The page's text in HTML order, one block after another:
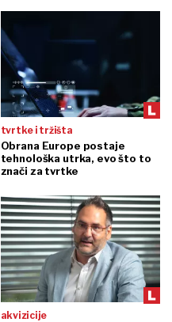
tvrtke i tržišta
Obrana Europe postaje
tehnološka utrka, evo što to
znači za tvrtke
akvizicije